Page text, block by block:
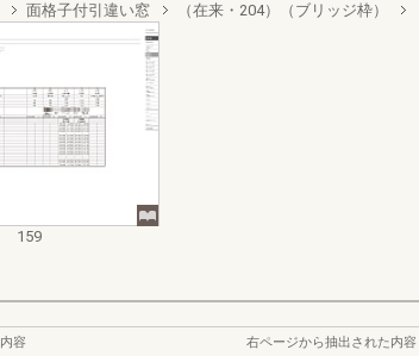
面格子付引違い窓 （在来・204）（ブリッジ枠）
159
容
右ページから抽出された内容